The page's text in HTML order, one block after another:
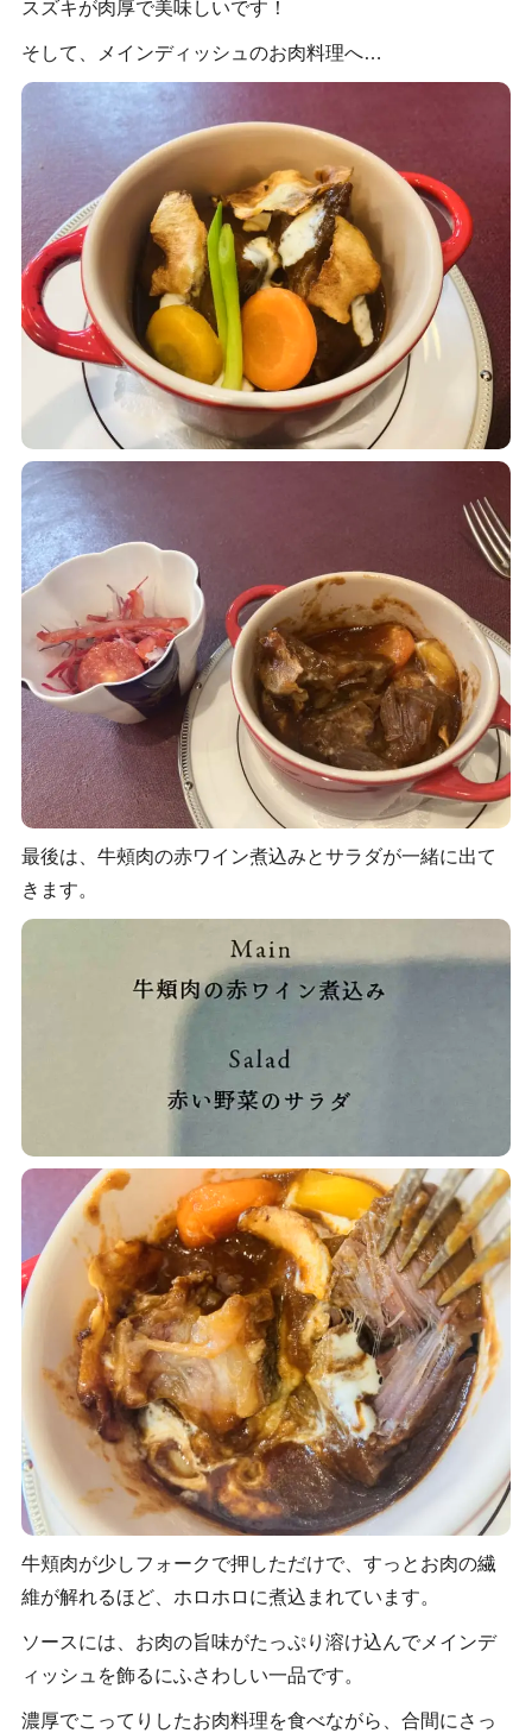
スズキが肉厚で美味しいです！
そして、メインディッシュのお肉料理へ…
最後は、牛頰肉の赤ワイン煮込みとサラダが一緒に出て
きます。
牛頬肉が少しフォークで押しただけで、すっとお肉の繊
維が解れるほど、ホロホロに煮込まれています。
ソースには、お肉の旨味がたっぷり溶け込んでメインデ
ィッシュを飾るにふさわしい一品です。
濃厚でこってりしたお肉料理を食べながら、合間にさっ